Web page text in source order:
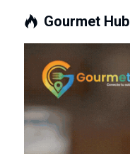
Gourmet Hub